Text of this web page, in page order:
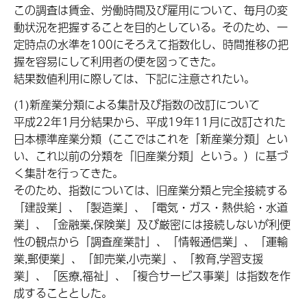
この調査は賃金、労働時間及び雇用について、毎月の変
動状況を把握することを目的としている。そのため、一
定時点の水準を100にそろえて指数化し、時間推移の把
握を容易にして利用者の便を図ってきた。
結果数値利用に際しては、下記に注意されたい。
(1)新産業分類による集計及び指数の改訂について
平成22年1月分結果から、平成19年11月に改訂された
日本標準産業分類（ここではこれを「新産業分類」とい
い、これ以前の分類を「旧産業分類」という。）に基づ
く集計を行ってきた。
そのため、指数については、旧産業分類と完全接続する
「建設業」、「製造業」、「電気・ガス・熱供給・水道
業」、「金融業,保険業」及び厳密には接続しないが利便
性の観点から「調査産業計」、「情報通信業」、「運輸
業,郵便業」、「卸売業,小売業」、「教育,学習支援
業」、「医療,福祉」、「複合サービス事業」は指数を作
成することとした。